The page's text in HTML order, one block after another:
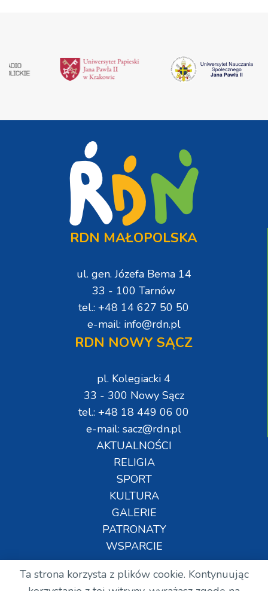
RDN MAŁOPOLSKA
ul. gen. Józefa Bema 14
33 - 100 Tarnów
tel.: +48 14 627 50 50
e-mail: info@rdn.pl
RDN NOWY SĄCZ
pl. Kolegiacki 4
33 - 300 Nowy Sącz
tel.: +48 18 449 06 00
e-mail: sacz@rdn.pl
AKTUALNOŚCI
RELIGIA
SPORT
KULTURA
GALERIE
PATRONATY
WSPARCIE
Ta strona korzysta z plików cookie. Kontynuując